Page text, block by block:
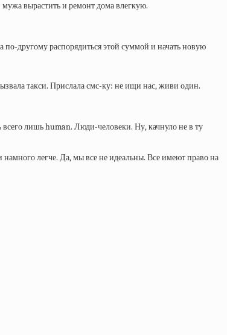
вырастить и ремонт дома влегкую.
другому распорядиться этой суммой и начать новую
такси. Прислала смс-ку: не ищи нас, живи один.
лишь human. Люди-человеки. Ну, качнуло не в ту
легче. Да, мы все не идеальны. Все имеют право на